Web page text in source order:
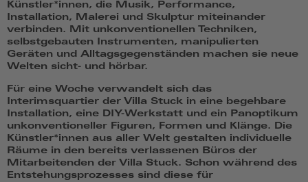
Künstler*innen, die Musik, Performance,
Installation, Malerei und Skulptur miteinander
verbinden. Mit unkonventionellen Techniken,
selbstgebauten Instrumenten, manipulierten
Geräten und Alltagsgegenständen machen sie neue
Welten sicht- und hörbar.
Für eine Woche verwandelt sich das
Interimsquartier der Villa Stuck in eine begehbare
Installation, eine DIY-Werkstatt und ein Panoptikum
unkonventioneller Figuren, Formen und Klänge. Die
Künstler*innen aus aller Welt gestalten individuelle
Räume in den bereits verlassenen Büros der
Mitarbeitenden der Villa Stuck. Schon während des
Entstehungsprozesses sind diese für